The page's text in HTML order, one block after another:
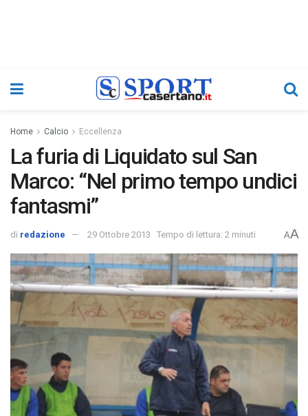
Home Calcio Eccellenza
La furia di Liquidato sul San
Marco: “Nel primo tempo undici
fantasmi”
di redazione 29 Ottobre 2013 Tempo di lettura: 2 minuti AA